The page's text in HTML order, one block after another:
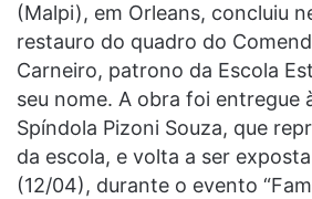
(Malpi), em Orleans, concluiu
restauro do quadro do
Carneiro, patrono da Escola
seu nome. A obra foi entregue
Spíndola Pizoni Souza, que
da escola, e volta a ser
(12/04), durante o evento